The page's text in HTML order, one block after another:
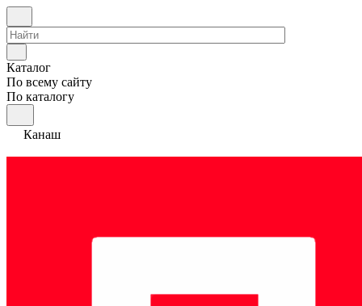
Каталог
По всему сайту
По каталогу
Канаш